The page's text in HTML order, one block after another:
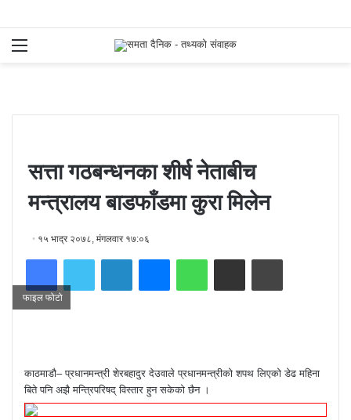
सत्ता गठबन्धनका शीर्ष नेताबीच
मन्त्रालय बाडफाँडमा कुरा मिलेन
१५ भाद्र २०७८, मंगलवार १७:०६
फाइल फोटो
काठमाडौ– प्रधानमन्त्री शेरबहादुर देउवाले प्रधानमन्त्रीको शपथ लिएको डेढ महिना
बिते पनि अझै मन्त्रिपरिषद् विस्तार हुन सकेको छैन ।